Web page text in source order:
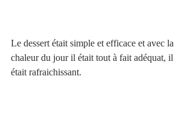
Le dessert était simple et efficace et avec la
chaleur du jour il était tout à fait adéquat, il
était rafraichissant.